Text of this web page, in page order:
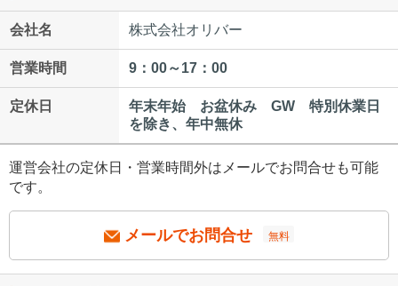
会社名 株式会社オリバー
営業時間 9：00～17：00
定休日
年末年始 お盆休み GW 特別休業日
を除き、年中無休
運営会社の定休日・営業時間外はメールでお問合せも可能
です。
メールでお問合せ 無料